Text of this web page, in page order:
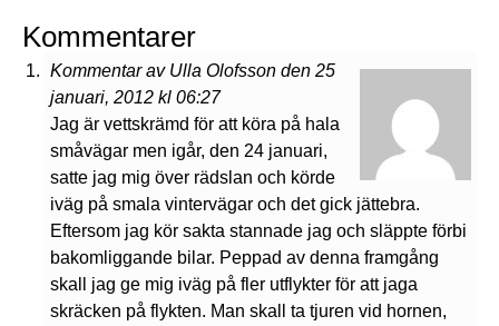
Kommentarer
Kommentar av Ulla Olofsson den 25
januari, 2012 kl 06:27
Jag är vettskrämd för att köra på hala
småvägar men igår, den 24 januari,
satte jag mig över rädslan och körde
iväg på smala vintervägar och det gick jättebra.
Eftersom jag kör sakta stannade jag och släppte förbi
bakomliggande bilar. Peppad av denna framgång
skall jag ge mig iväg på fler utflykter för att jaga
skräcken på flykten. Man skall ta tjuren vid hornen,